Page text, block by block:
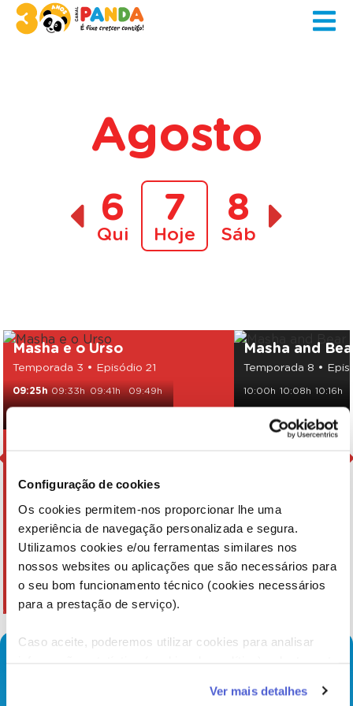
Configuração de cookies
Os cookies permitem-nos proporcionar lhe uma
experiência de navegação personalizada e segura.
Utilizamos cookies e/ou ferramentas similares nos
nossos websites ou aplicações que são necessários para
o seu bom funcionamento técnico (cookies necessários
para a prestação de serviço).
Caso aceite, poderemos utilizar cookies para analisar
funcionalidades (cookies de personalização e
Ver mais detalhes
Agosto
6
Qui
7
Hoje
8
Sáb
Masha e o Urso
Temporada 3 • Episódio 21
09:25h 09:33h 09:41h
09:49h
23:26h 23:33h 23:41h
Masha and
Temporada 8 •
10:00h 10:08h 10:16h
10:35h 10:43h 10:51h